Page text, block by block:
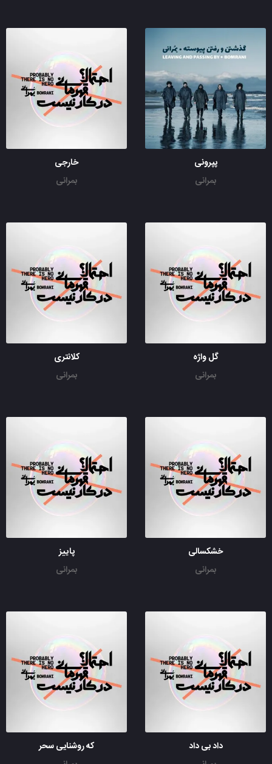
پپرونی
بمرانی
خارجی
بمرانی
گل واژه
بمرانی
کلانتری
بمرانی
خشکسالی
بمرانی
پاییز
بمرانی
داد بی داد
که روشنایی سحر